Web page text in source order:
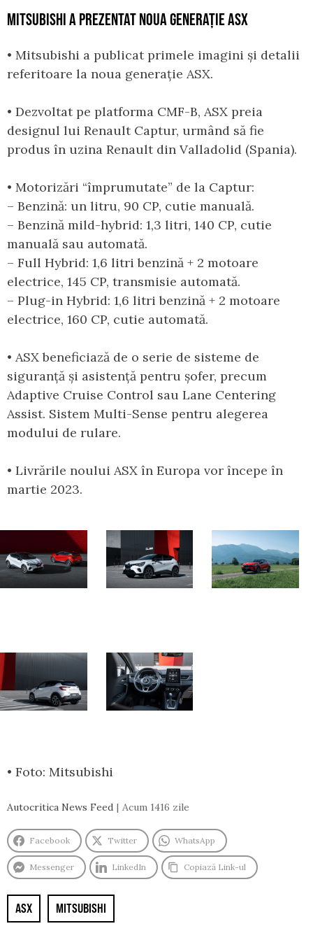
MITSUBISHI A PREZENTAT NOUA GENERAȚIE ASX
• Mitsubishi a publicat primele imagini și detalii
referitoare la noua generație ASX.
• Dezvoltat pe platforma CMF-B, ASX preia
designul lui Renault Captur, urmând să fie
produs în uzina Renault din Valladolid (Spania).
• Motorizări “împrumutate” de la Captur:
– Benzină: un litru, 90 CP, cutie manuală.
– Benzină mild-hybrid: 1,3 litri, 140 CP, cutie
manuală sau automată.
– Full Hybrid: 1,6 litri benzină + 2 motoare
electrice, 145 CP, transmisie automată.
– Plug-in Hybrid: 1,6 litri benzină + 2 motoare
electrice, 160 CP, cutie automată.
• ASX beneficiază de o serie de sisteme de
siguranță și asistență pentru șofer, precum
Adaptive Cruise Control sau Lane Centering
Assist. Sistem Multi-Sense pentru alegerea
modului de rulare.
• Livrările noului ASX în Europa vor începe în
martie 2023.
• Foto: Mitsubishi
Autocritica News Feed Acum 1416 zile
Facebook Twitter WhatsApp
Messenger LinkedIn Copiază Link-ul
ASX MITSUBISHI